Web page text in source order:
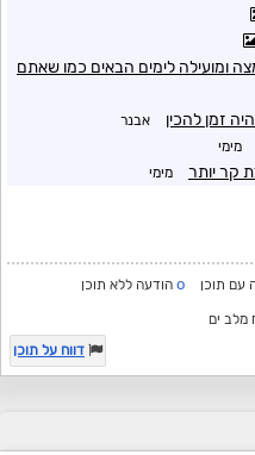
ומועילה לימים הבאים כמו שאתם
זמן להכין אבנר
מימי
קר יותר מימי
עם תוכן o הודעה ללא תוכן
מלב ים
דווח על תוכן